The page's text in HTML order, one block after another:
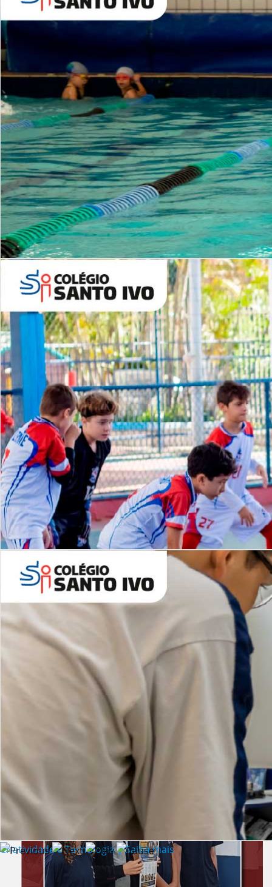
Período Integral | Saiba mais
Desafios | Saiba mais
Criatividade e Tecnologia | Saiba mais
ALUNOS NOVOS
Entre em Contato
INSTITUCIONAL
Lista de vídeos
NOSSOCANAL